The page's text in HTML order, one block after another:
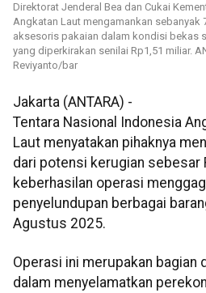
Direktorat Jenderal Bea dan Cukai
Angkatan Laut mengamankan sebanyak
aksesoris pakaian dalam kondisi bekas
yang diperkirakan senilai Rp1,51 miliar.
Reviyanto/bar
Jakarta (ANTARA) -
Tentara Nasional Indonesia
Laut menyatakan pihaknya
dari potensi kerugian sebesar
keberhasilan operasi
penyelundupan berbagai
Agustus 2025.
Operasi ini merupakan bagian
dalam menyelamatkan